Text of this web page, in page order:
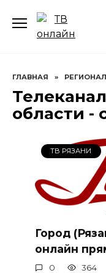
содержанию
ГЛАВНАЯ »
области -
ТВ РЯЗАНИ
Город
онлайн
0 364